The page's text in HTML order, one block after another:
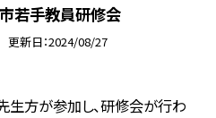
市若手教員研修会
更新日 2024/08/27
生方が参加し、研修会が行わ